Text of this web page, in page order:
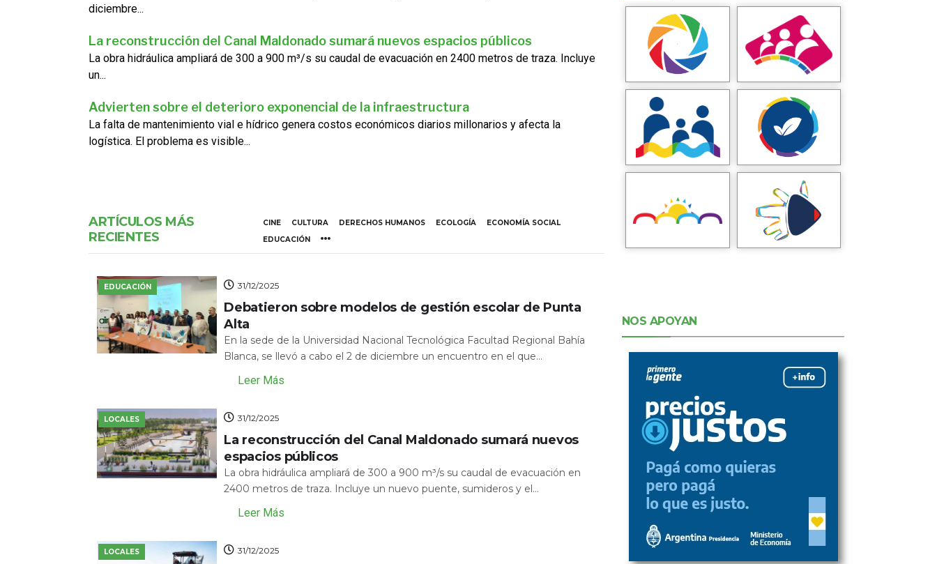
diciembre...
La reconstrucción del Canal Maldonado sumará nuevos espacios públicos
La obra hidráulica ampliará de 300 a 900 m³/s su caudal de evacuación en 2400 metros de traza. Incluye
un...
Advierten sobre el deterioro exponencial de la infraestructura
La falta de mantenimiento vial e hídrico genera costos económicos diarios millonarios y afecta la
logística. El problema es visible...
ARTÍCULOS MÁS
RECIENTES
CINE CULTURA DERECHOS HUMANOS ECOLOGÍA
ECONOMÍA SOCIAL
EDUCACIÓN
EDUCACIÓN 31/12/2025
Debatieron sobre modelos de gestión escolar de Punta
Alta
En la sede de la Universidad Nacional Tecnológica Facultad Regional Bahía
Blanca, se llevó a cabo el 2 de diciembre un encuentro en el que...
Leer Más
LOCALES 31/12/2025
La reconstrucción del Canal Maldonado sumará nuevos
espacios públicos
La obra hidráulica ampliará de 300 a 900 m³/s su caudal de evacuación en
2400 metros de traza. Incluye un nuevo puente, sumideros y el...
Leer Más
LOCALES 31/12/2025
NOS APOYAN